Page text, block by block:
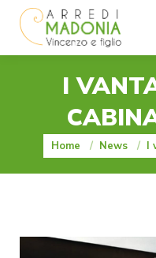
I
You are here:
Home News I